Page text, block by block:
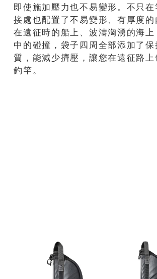
即使施加壓力也不易變形。不只
接處也配置了不易變形、有厚度
在遠征時的船上、波濤洶湧的海
中的碰撞，袋子四周全部添加了
質，能減少擠壓，讓您在遠征路
釣竿。